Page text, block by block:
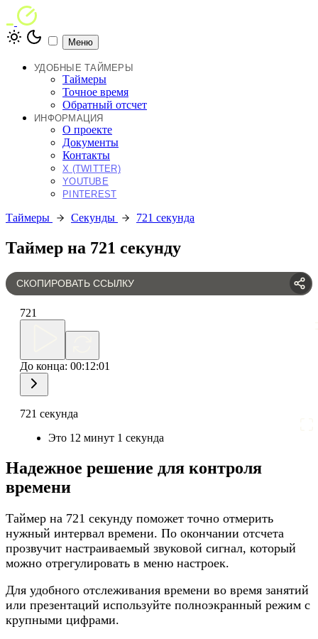
Меню
УДОБНЫЕ ТАЙМЕРЫ
Таймеры
Точное время
Обратный отсчет
ИНФОРМАЦИЯ
О проекте
Документы
Контакты
X (TWITTER)
YOUTUBE
PINTEREST
Таймеры Секунды 721 секунда
Таймер на 721 секунду
СКОПИРОВАТЬ ССЫЛКУ
721
До конца: 00:12:01
721 секунда
Это 12 минут 1 секунда
Надежное решение для контроля
времени
Таймер на 721 секунду поможет точно отмерить
нужный интервал времени. По окончании отсчета
прозвучит настраиваемый звуковой сигнал, который
можно отрегулировать в меню настроек.
Для удобного отслеживания времени во время занятий
или презентаций используйте полноэкранный режим с
крупными цифрами.